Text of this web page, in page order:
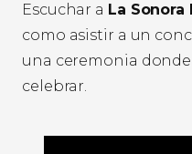
Escuchar a La Sonora
como asistir a un
una ceremonia
celebrar.